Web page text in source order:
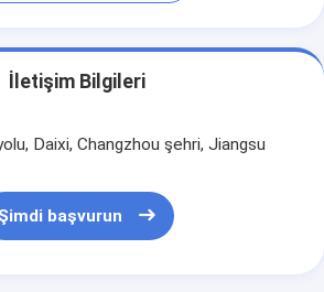
İletişim Bilgileri
Daixi, Changzhou şehri, Jiangsu
Şimdi başvurun